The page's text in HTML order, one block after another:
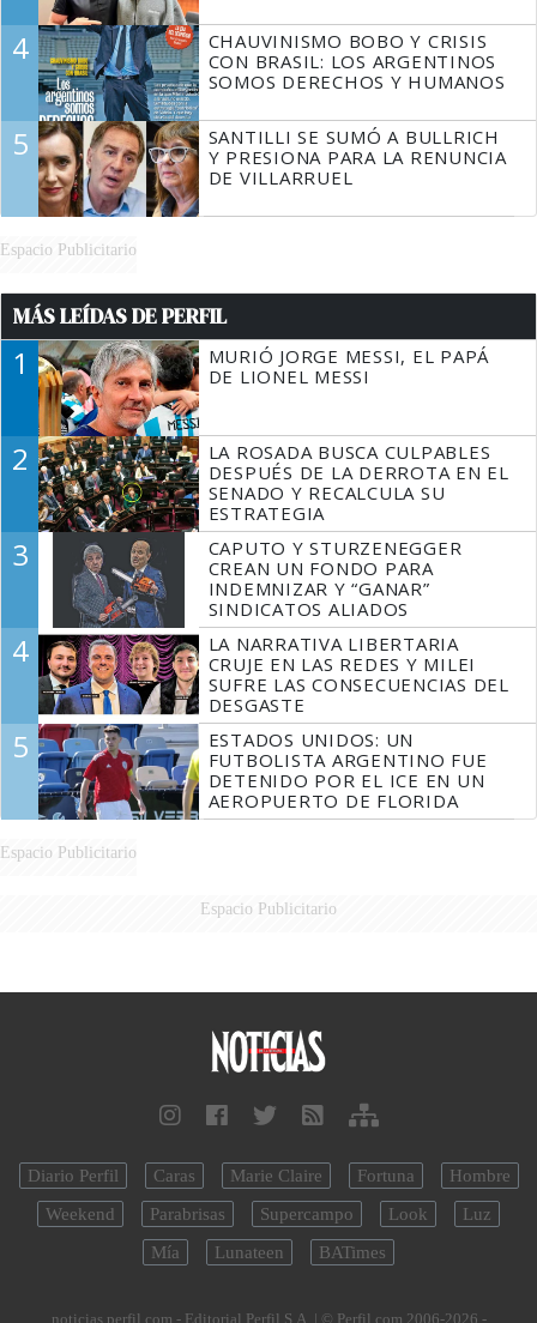
4
CHAUVINISMO BOBO Y CRISIS
CON BRASIL: LOS ARGENTINOS
SOMOS DERECHOS Y HUMANOS
5
SANTILLI SE SUMÓ A BULLRICH
Y PRESIONA PARA LA RENUNCIA
DE VILLARRUEL
Espacio Publicitario
MÁS LEÍDAS DE PERFIL
1
MURIÓ JORGE MESSI, EL PAPÁ
DE LIONEL MESSI
2
LA ROSADA BUSCA CULPABLES
DESPUÉS DE LA DERROTA EN EL
SENADO Y RECALCULA SU
ESTRATEGIA
3
CAPUTO Y STURZENEGGER
CREAN UN FONDO PARA
INDEMNIZAR Y “GANAR”
SINDICATOS ALIADOS
4
LA NARRATIVA LIBERTARIA
CRUJE EN LAS REDES Y MILEI
SUFRE LAS CONSECUENCIAS DEL
DESGASTE
5
ESTADOS UNIDOS: UN
FUTBOLISTA ARGENTINO FUE
DETENIDO POR EL ICE EN UN
AEROPUERTO DE FLORIDA
Espacio Publicitario
Espacio Publicitario
Diario Perfil Caras Marie Claire Fortuna
Hombre
Weekend
Parabrisas Supercampo Look
Luz
Mía
Lunateen BATimes
noticias.perfil.com - Editorial Perfil S.A. | © Perfil.com 2006-2026 -